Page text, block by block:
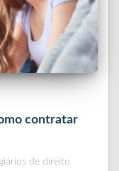
contratar
de direito